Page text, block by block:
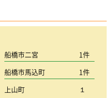
船橋市二宮 1件
船橋市馬込町 1件
上山町
１